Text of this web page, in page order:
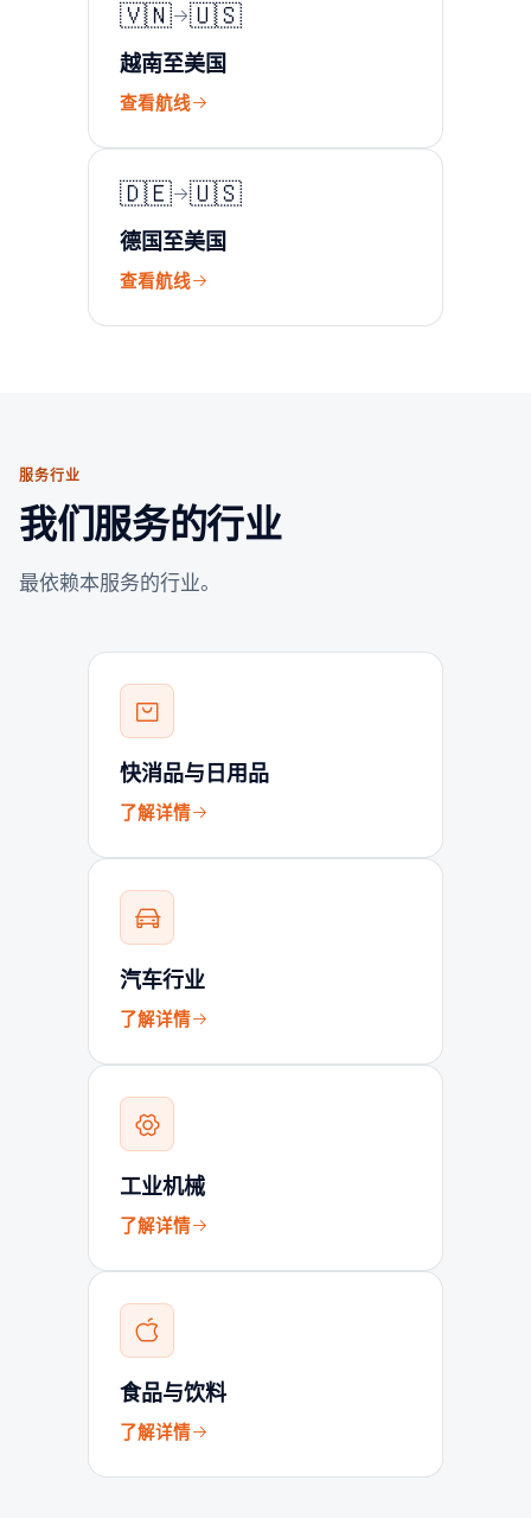
🇻🇳 🇺🇸
越南至美国
查看航线
🇩🇪 🇺🇸
德国至美国
查看航线
服务行业
我们服务的行业
最依赖本服务的行业。
快消品与日用品
了解详情
汽车行业
了解详情
工业机械
了解详情
食品与饮料
了解详情